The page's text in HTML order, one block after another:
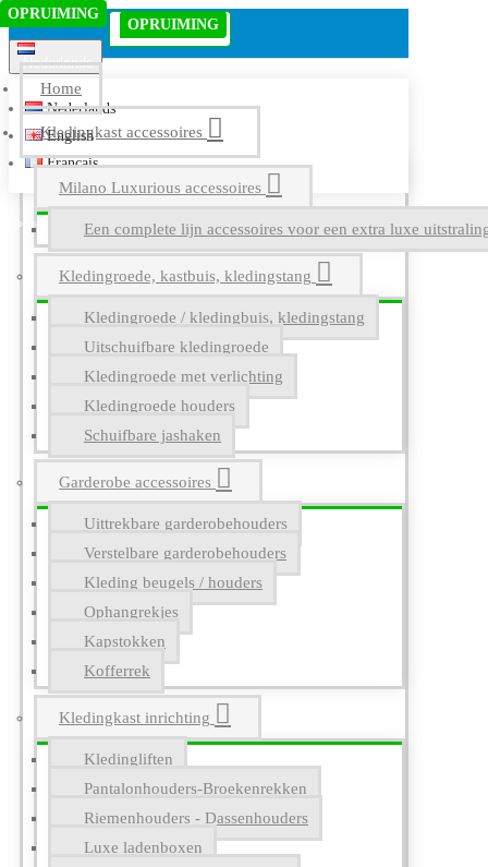
Menu
Nederlands
Nederlands
English
Français
Home
Kledingkast accessoires
Milano Luxurious accessoires
Een complete lijn accessoires voor een extra luxe
Kledingroede, kastbuis, kledingstang
Kledingroede / kledingbuis, kledingstang
Uitschuifbare kledingroede
Kledingroede met verlichting
Kledingroede houders
Schuifbare jashaken
Garderobe accessoires
Uittrekbare garderobehouders
Verstelbare garderobehouders
Kleding beugels / houders
Ophangrekjes
Kapstokken
Kofferrek
Kledingkast inrichting
Kledingliften
Pantalonhouders-Broekenrekken
Riemenhouders - Dassenhouders
Luxe ladenboxen
OP VOORRAAD
OPRUIMING
OPRUIMING